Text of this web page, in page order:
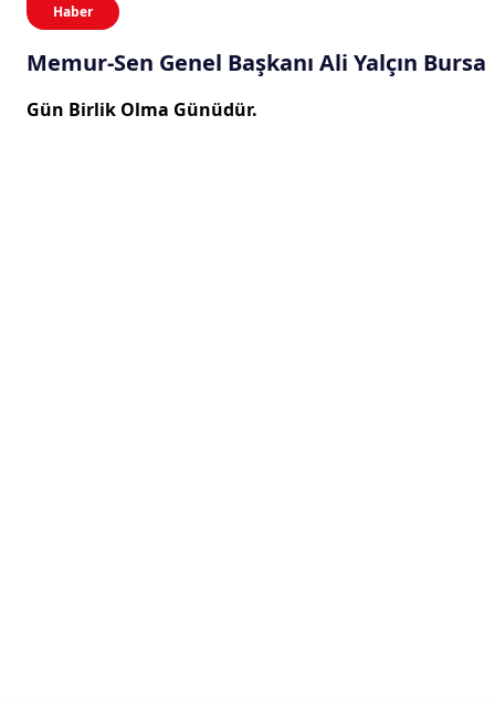
Haber
Memur-Sen Genel Başkanı Ali Yalçın Bursa
Gün Birlik Olma Günüdür.